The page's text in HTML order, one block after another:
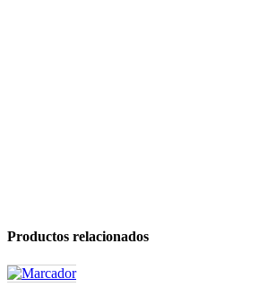
Productos relacionados